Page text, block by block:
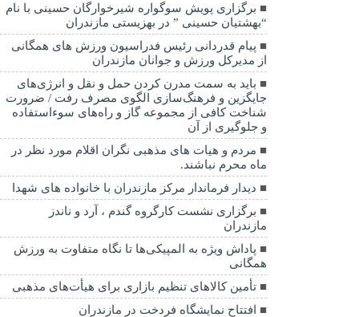
برگزاری پویش سوگواره شیرخوارگان حسینی با نام
“بهشتیان حسینی ” در بهزیستی مازندران
پیام قدردانی رئیس فدراسیون ورزش های همگانی
از مدیرکل ورزش و جوانان مازندران
باید به سمت مدرن کردن حمل و نقل و انرژی‌های
جایگزین و فرهنگ‌سازی الگوی مصرف رفت / ضرورت
شناخت کافی از مجموعه گاز و راه‌های سوءاستفاده
و جلوگیری از آن
مردم و هیات های مذهبی نگران اقلام مورد نظر در
ماه محرم نباشند.
دیدار فرماندار مرکز مازندران با خانواده های شهدا
برگزاری نشست کارگروه گندم ، آرد و ناندز
مازندران
پاداش ویژه به المپیکی‌ها تا نگاه متفاوت به ورزش
همگانی
تأمین کالاهای تنظیم بازاری برای هیأت‌های مذهبی
افتتاح نمایشگاه فردخت در مازندران